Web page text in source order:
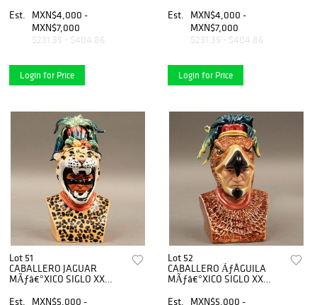
DiseÃƒÂ±o de Ariadne
Orozco DecoraciÃƒÂ³n
policromada Serie limitada...
Est.
MXN$4,000 -
MXN$7,000
$231.35 - $404.86
Login for Price
en PORCELANA MORTON
DiseÃƒÂ±o de Ariadne
Orozco DecoraciÃƒÂ³n
policromada Serie...
Est.
MXN$4,000 -
MXN$7,000
$231.35 - $404.86
Login for Price
Lot 51
CABALLERO JAGUAR
MÃƒâ€°XICO SIGLO XX
MORTON DiseÃƒÂ±o de
Est.
MXN$5,000 -
Lot 52
CABALLERO ÃƒÂGUILA
MÃƒâ€°XICO SIGLO XX
MORTON DiseÃƒÂ±o de
Est.
MXN$5,000 -